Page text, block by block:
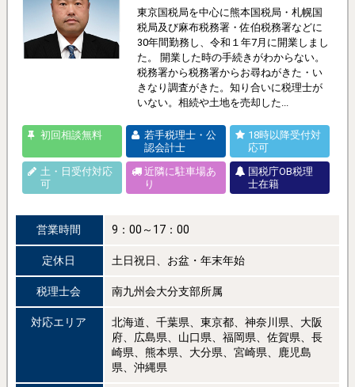
東京国税局を中心に熊本国税局・札幌国
税局及び麻布税務署・佐伯税務署などに
30年間勤務し、令和１年7月に開業しまし
た。 開業した時の手続きがわからない。
税務署から税務署からお尋ねがきた・い
きなり調査がきた。知り合いに税理士が
いない。相続や土地を売却した...
初回相談無料
若手税理士・公
認会計士
18時以降受付対
応可
土・日受付対応
可
近隣に駐車場あ
り
国税庁OB税理
士在籍
営業時間 9：00～17：00
定休日 土日祝日、お盆・年末年始
税理士会 南九州会大分支部所属
対応エリア
北海道、千葉県、東京都、神奈川県、大阪
府、広島県、山口県、福岡県、佐賀県、長
崎県、熊本県、大分県、宮崎県、鹿児島
県、沖縄県